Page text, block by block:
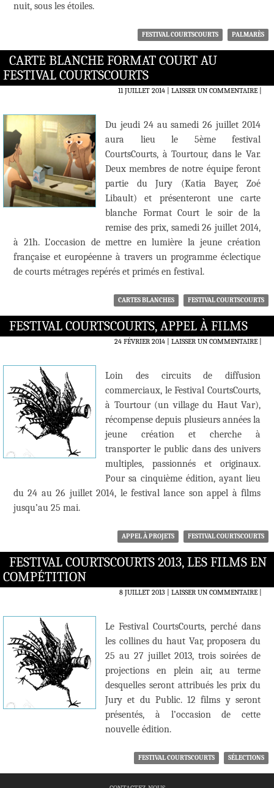
nuit, sous les étoiles.
FESTIVAL COURTSCOURTS PALMARÈS
CARTE BLANCHE FORMAT COURT AU
FESTIVAL COURTSCOURTS
11 JUILLET 2014 LAISSER UN COMMENTAIRE|
Du jeudi 24 au samedi 26 juillet 2014
aura lieu le 5ème festival
CourtsCourts, à Tourtour, dans le Var.
Deux membres de notre équipe feront
partie du Jury (Katia Bayer, Zoé
Libault) et présenteront une carte
blanche Format Court le soir de la
remise des prix, samedi 26 juillet 2014,
à 21h. L’occasion de mettre en lumière la jeune création
française et européenne à travers un programme éclectique
de courts métrages repérés et primés en festival.
CARTES BLANCHES FESTIVAL COURTSCOURTS
FESTIVAL COURTSCOURTS, APPEL À FILMS
24 FÉVRIER 2014 LAISSER UN COMMENTAIRE|
Loin des circuits de diffusion
commerciaux, le Festival CourtsCourts,
à Tourtour (un village du Haut Var),
récompense depuis plusieurs années la
jeune création et cherche à
transporter le public dans des univers
multiples, passionnés et originaux.
Pour sa cinquième édition, ayant lieu
du 24 au 26 juillet 2014, le festival lance son appel à films
jusqu’au 25 mai.
APPEL À PROJETS FESTIVAL COURTSCOURTS
FESTIVAL COURTSCOURTS 2013, LES FILMS EN
COMPÉTITION
8 JUILLET 2013 LAISSER UN COMMENTAIRE|
Le Festival CourtsCourts, perché dans
les collines du haut Var, proposera du
25 au 27 juillet 2013, trois soirées de
projections en plein air, au terme
desquelles seront attribués les prix du
Jury et du Public. 12 films y seront
présentés, à l’occasion de cette
nouvelle édition.
FESTIVAL COURTSCOURTS SÉLECTIONS